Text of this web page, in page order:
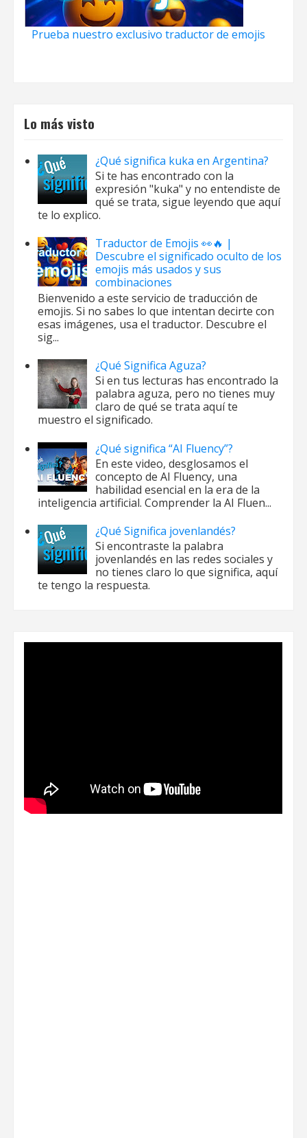
Prueba nuestro exclusivo traductor de emojis
Lo más visto
¿Qué significa kuka en Argentina?
Si te has encontrado con la
expresión "kuka" y no entendiste de
qué se trata, sigue leyendo que aquí
te lo explico.
Traductor de Emojis 👀🔥 |
Descubre el significado oculto de los
emojis más usados y sus
combinaciones
Bienvenido a este servicio de traducción de
emojis. Si no sabes lo que intentan decirte con
esas imágenes, usa el traductor. Descubre el
sig...
¿Qué Significa Aguza?
Si en tus lecturas has encontrado la
palabra aguza, pero no tienes muy
claro de qué se trata aquí te
muestro el significado.
¿Qué significa “AI Fluency”?
En este video, desglosamos el
concepto de AI Fluency, una
habilidad esencial en la era de la
inteligencia artificial. Comprender la AI Fluen...
¿Qué Significa jovenlandés?
Si encontraste la palabra
jovenlandés en las redes sociales y
no tienes claro lo que significa, aquí
te tengo la respuesta.